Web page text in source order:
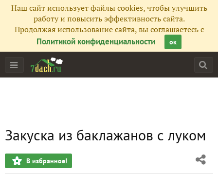
Наш сайт использует файлы cookies, чтобы улучшить
работу и повысить эффективность сайта.
Продолжая использование сайта, вы соглашаетесь с
Политикой конфиденциальности
ок
Закуска из баклажанов с луком
В избранное!